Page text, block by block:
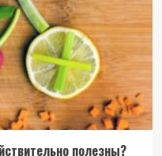
полезны?